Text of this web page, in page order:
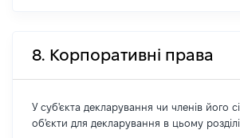
8. Корпоративні права
У суб'єкта декларування чи членів його
об'єкти для декларування в цьому